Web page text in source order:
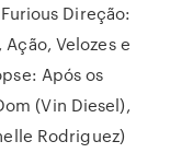
Direção:
Velozes e
Após os
(Vin Diesel),
Rodriguez)